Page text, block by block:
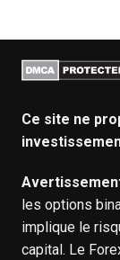
Ce site ne
les options
implique le
capital. Le